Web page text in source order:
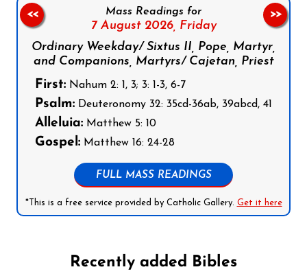
Mass Readings for
7 August 2026, Friday
Ordinary Weekday/ Sixtus II, Pope, Martyr,
and Companions, Martyrs/ Cajetan, Priest
First: Nahum 2: 1, 3; 3: 1-3, 6-7
Psalm: Deuteronomy 32: 35cd-36ab, 39abcd, 41
Alleluia: Matthew 5: 10
Gospel: Matthew 16: 24-28
FULL MASS READINGS
*This is a free service provided by Catholic Gallery. Get it here
<< >>
Recently added Bibles